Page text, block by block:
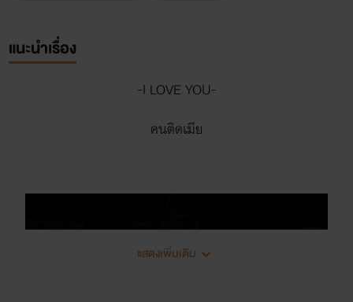
แนะนำเรื่อง
-I LOVE YOU-
คนติดเมีย
แสดงเพิ่มเติม